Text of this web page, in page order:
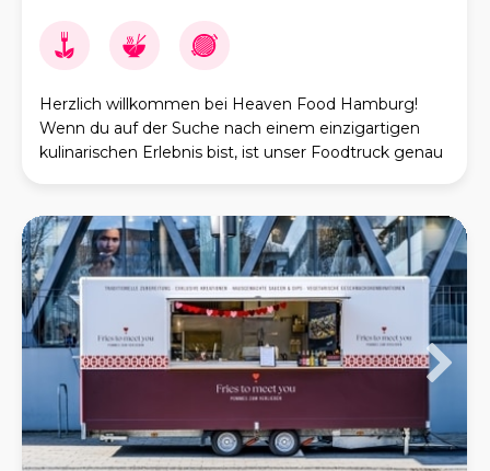
Herzlich willkommen bei Heaven Food Hamburg!
Wenn du auf der Suche nach einem einzigartigen
kulinarischen Erlebnis bist, ist unser Foodtruck genau